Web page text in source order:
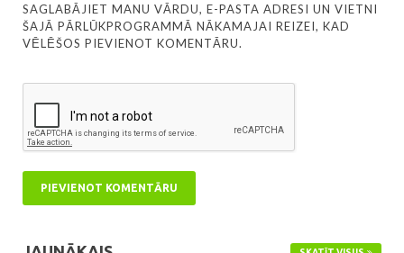
SAGLABĀJIET MANU VĀRDU, E-PASTA ADRESI UN VIETNI
ŠAJĀ PĀRLŪKPROGRAMMĀ NĀKAMAJAI REIZEI, KAD
VĒLĒŠOS PIEVIENOT KOMENTĀRU.